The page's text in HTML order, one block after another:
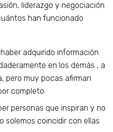
liderazgo y negociación
han funcionado
adquirido información
en los demás , a
pero muy pocas afirman
completo.
personas que inspiran y no
solemos coincidir con ellas